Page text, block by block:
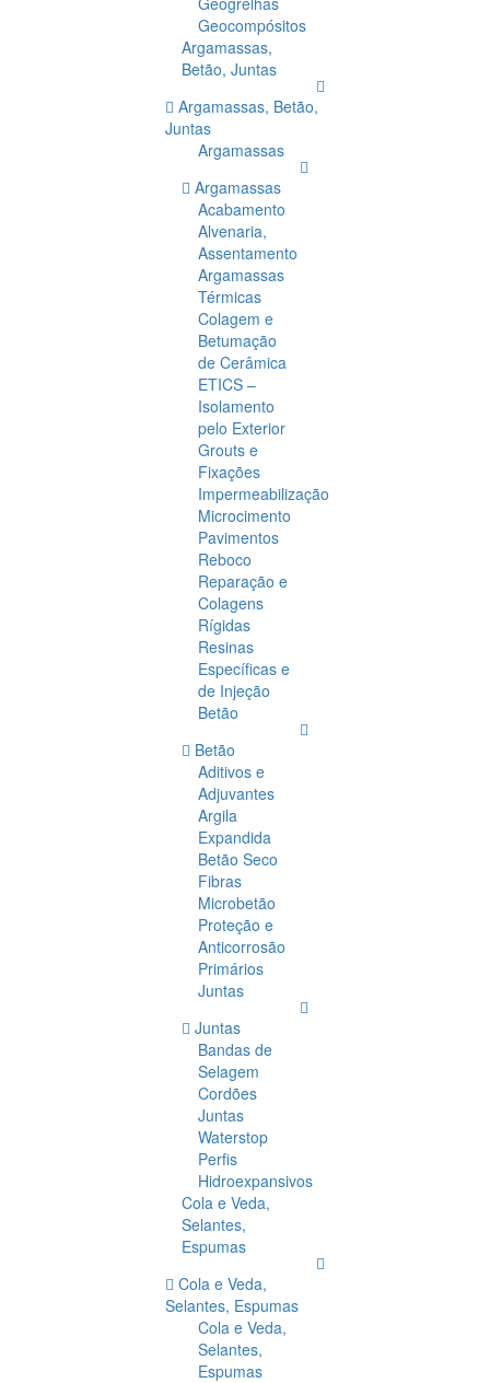
Geocompósitos
Argamassas,
Betão, Juntas
Argamassas, Betão,
Juntas
Argamassas
Argamassas
Acabamento
Alvenaria,
Assentamento
Argamassas
Térmicas
Colagem e
Betumação
de Cerâmica
ETICS –
Isolamento
pelo Exterior
Grouts e
Fixações
Impermeabilização
Microcimento
Pavimentos
Reboco
Reparação e
Colagens
Rígidas
Resinas
Específicas e
de Injeção
Betão
Betão
Aditivos e
Adjuvantes
Argila
Expandida
Betão Seco
Fibras
Microbetão
Proteção e
Anticorrosão
Primários
Juntas
Juntas
Bandas de
Selagem
Cordões
Juntas
Waterstop
Perfis
Hidroexpansivos
Cola e Veda,
Selantes,
Espumas
Cola e Veda,
Selantes, Espumas
Cola e Veda,
Selantes,
Espumas